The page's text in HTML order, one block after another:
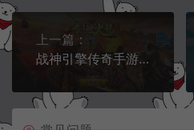
上一篇：
战神引擎传奇手游【1.80创世火龙第二季】12月最新整理Win一键服务端+GM授权后台+安卓苹果双端+详细搭建教程+视频教程